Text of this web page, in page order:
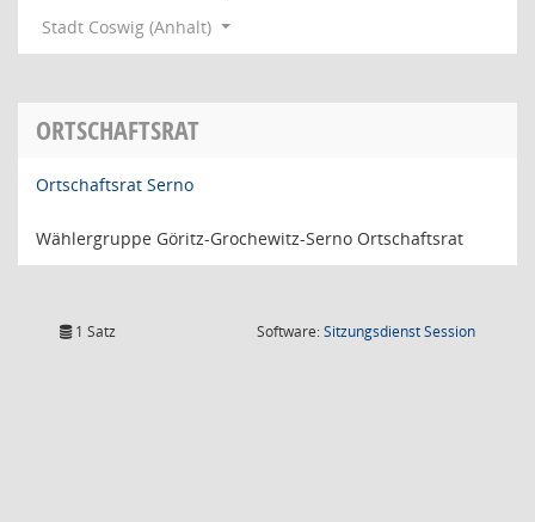
Stadt Coswig (Anhalt)
ORTSCHAFTSRAT
Ortschaftsrat Serno
Wählergruppe Göritz-Grochewitz-Serno Ortschaftsrat
1 Satz Software:SitzungsdienstSession(Wird in